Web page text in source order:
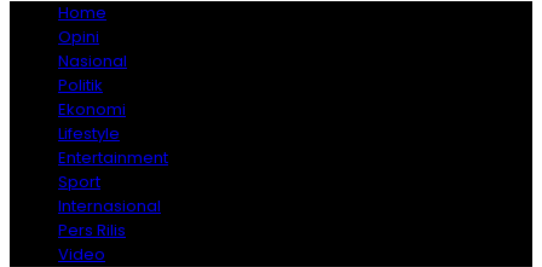
Home
Opini
Nasional
Politik
Ekonomi
Lifestyle
Entertainment
Sport
Internasional
Pers Rilis
Video